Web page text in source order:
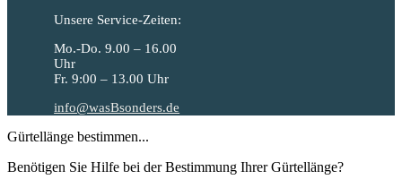
Unsere Service-Zeiten:
Mo.-Do. 9.00 – 16.00
Uhr
Fr. 9:00 – 13.00 Uhr
info@wasBsonders.de
Gürtellänge bestimmen...
Benötigen Sie Hilfe bei der Bestimmung Ihrer Gürtellänge?